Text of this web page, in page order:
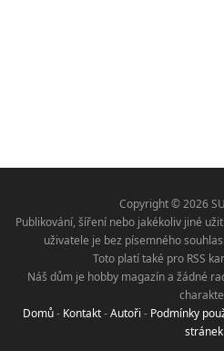
Copyright © 2026
Publikování, šíření nebo jakékoliv jiné
uživatele je bez písemného
Toto platí také pro RSS
Náš dům je hobby magazín a žádné
Domů- Kontakt-Autoři - Podmínky
stránek